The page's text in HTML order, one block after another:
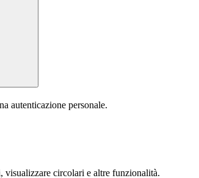
autenticazione personale.
visualizzare circolari e altre funzionalità.